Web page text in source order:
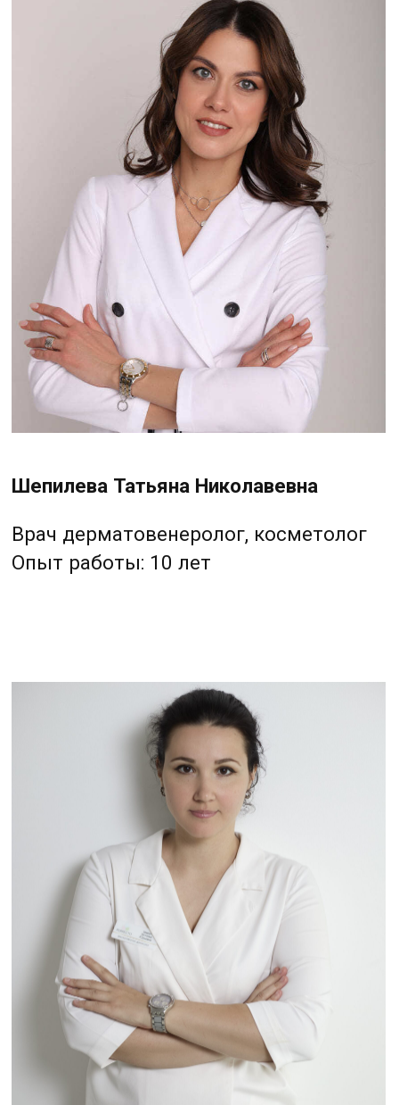
Костыркина Юлия Алексеевна
Михельсон Елена Александровна
Врач акушер-гинеколог,
дерматовенеролог, косметолог
Опыт работы: 9 лет